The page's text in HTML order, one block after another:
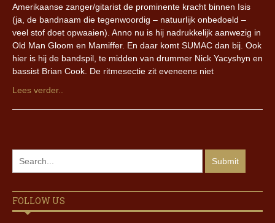
Amerikaanse zanger/gitarist de prominente kracht binnen Isis
(ja, de bandnaam die tegenwoordig – natuurlijk onbedoeld –
veel stof doet opwaaien). Anno nu is hij nadrukkelijk aanwezig in
Old Man Gloom en Mamiffer. En daar komt SUMAC dan bij. Ook
hier is hij de bandspil, te midden van drummer Nick Yacyshyn en
bassist Brian Cook. De ritmesectie zit eveneens niet
Lees verder..
FOLLOW US